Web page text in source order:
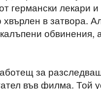
германски лекари
в затвора.
обвинения,
за
във филма. Той